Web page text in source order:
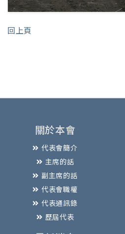
回上頁
關於本會
代表會簡介
主席的話
副主席的話
代表會職權
代表通訊錄
歷屆代表